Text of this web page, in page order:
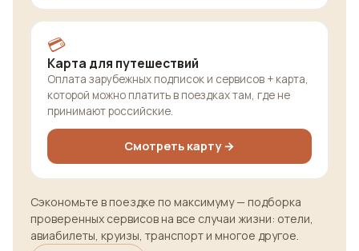
💳
Карта для путешествий
Оплата зарубежных подписок и сервисов + карта,
которой можно платить в поездках там, где не
принимают российские.
Смотреть карту →
Сэкономьте в поездке по максимуму — подборка
проверенных сервисов на все случаи жизни: отели,
авиабилеты, круизы, транспорт и многое другое.